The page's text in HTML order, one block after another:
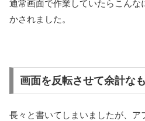
通常画面で作業していたらこんな
かされました。
画面を反転させて余計な
長々と書いてしまいましたが、ア